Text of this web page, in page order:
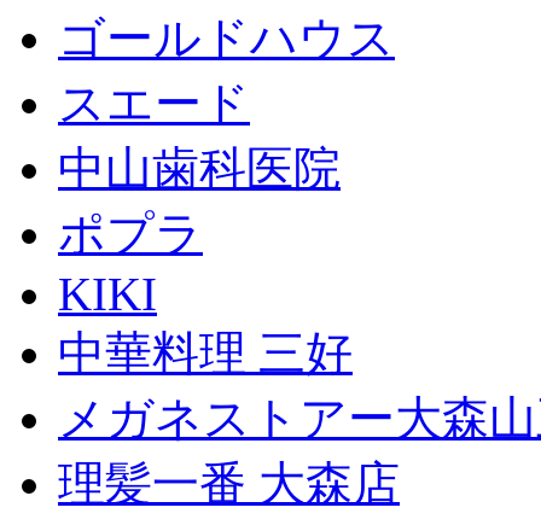
ゴールドハウス
スエード
中山歯科医院
ポプラ
KIKI
中華料理 三好
メガネストアー大森
理髪一番 大森店